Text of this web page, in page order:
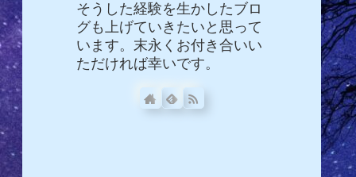
そうした経験を生かしたブロ
グも上げていきたいと思って
います。末永くお付き合いい
ただければ幸いです。